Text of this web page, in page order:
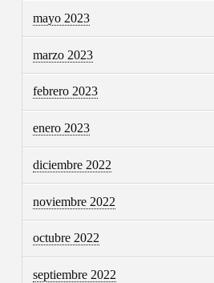
mayo 2023
marzo 2023
febrero 2023
enero 2023
diciembre 2022
noviembre 2022
octubre 2022
septiembre 2022